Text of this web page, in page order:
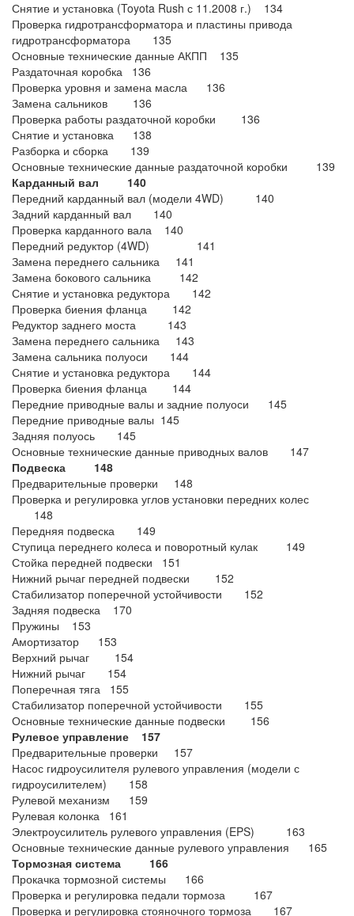
Снятие и установка (Toyota Rush с 11.2008 г.) 134
Проверка гидротрансформатора и пластины привода
гидротрансформатора 135
Основные технические данные АКПП 135
Раздаточная коробка 136
Проверка уровня и замена масла 136
Замена сальников 136
Проверка работы раздаточной коробки 136
Снятие и установка 138
Разборка и сборка 139
Основные технические данные раздаточной коробки 139
Карданный вал 140
Передний карданный вал (модели 4WD) 140
Задний карданный вал 140
Проверка карданного вала 140
Передний редуктор (4WD) 141
Замена переднего сальника 141
Замена бокового сальника 142
Снятие и установка редуктора 142
Проверка биения фланца 142
Редуктор заднего моста 143
Замена переднего сальника 143
Замена сальника полуоси 144
Снятие и установка редуктора 144
Проверка биения фланца 144
Передние приводные валы и задние полуоси 145
Передние приводные валы 145
Задняя полуось 145
Основные технические данные приводных валов 147
Подвеска 148
Предварительные проверки 148
Проверка и регулировка углов установки передних колес
148
Передняя подвеска 149
Ступица переднего колеса и поворотный кулак 149
Стойка передней подвески 151
Нижний рычаг передней подвески 152
Стабилизатор поперечной устойчивости 152
Задняя подвеска 170
Пружины 153
Амортизатор 153
Верхний рычаг 154
Нижний рычаг 154
Поперечная тяга 155
Стабилизатор поперечной устойчивости 155
Основные технические данные подвески 156
Рулевое управление 157
Предварительные проверки 157
Насос гидроусилителя рулевого управления (модели с
гидроусилителем) 158
Рулевой механизм 159
Рулевая колонка 161
Электроусилитель рулевого управления (EPS) 163
Основные технические данные рулевого управления 165
Тормозная система 166
Прокачка тормозной системы 166
Проверка и регулировка педали тормоза 167
Проверка и регулировка стояночного тормоза 167